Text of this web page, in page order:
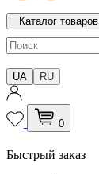
Каталог товаров
UA RU
0
Быстрый заказ